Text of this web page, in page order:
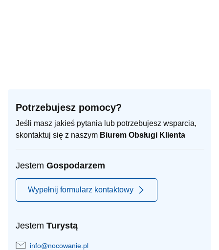
Potrzebujesz pomocy?
Jeśli masz jakieś pytania lub potrzebujesz wsparcia,
skontaktuj się z naszym Biurem Obsługi Klienta
Jestem Gospodarzem
Wypełnij formularz kontaktowy
Jestem Turystą
info@nocowanie.pl